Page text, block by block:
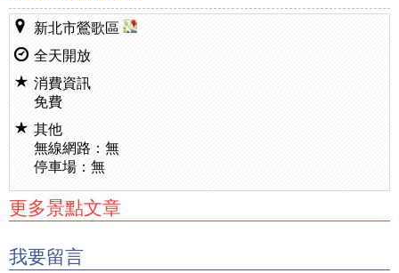
新北市鶯歌區
全天開放
消費資訊
免費
其他
無線網路：無
停車場：無
更多景點文章
我要留言